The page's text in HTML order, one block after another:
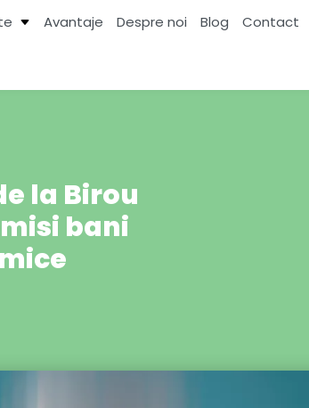
Avantaje Despre noi Blog Contact
la Birou
bani